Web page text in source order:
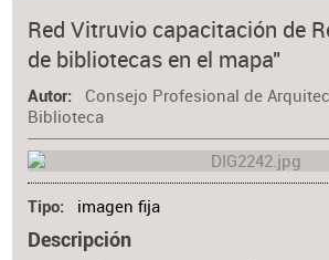
Red Vitruvio capacitación de
de bibliotecas en el mapa"
Autor
Consejo Profesional de
Biblioteca
Tipo imagen fija
Descripción